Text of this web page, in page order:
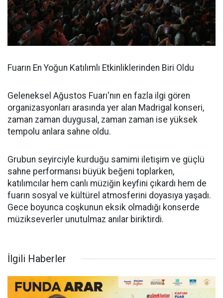
Fuarın En Yoğun Katılımlı Etkinliklerinden Biri Oldu
Geleneksel Ağustos Fuarı'nın en fazla ilgi gören
organizasyonları arasında yer alan Madrigal konseri,
zaman zaman duygusal, zaman zaman ise yüksek
tempolu anlara sahne oldu.
Grubun seyirciyle kurduğu samimi iletişim ve güçlü
sahne performansı büyük beğeni toplarken,
katılımcılar hem canlı müziğin keyfini çıkardı hem de
fuarın sosyal ve kültürel atmosferini doyasıya yaşadı.
Gece boyunca coşkunun eksik olmadığı konserde
müzikseverler unutulmaz anılar biriktirdi.
İlgili Haberler